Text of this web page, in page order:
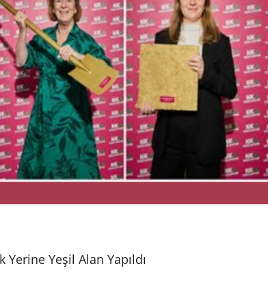
Yerine Yeşil Alan Yapıldı